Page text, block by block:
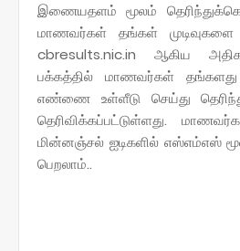
இணையதளம் மூலம்
மாணவர்கள் தங்கள் முடிவுகளை
cbresults.nic.in ஆகிய
பக்கத்தில் மாணவர்கள்
எண்ணை உள்ளீடு செய்து
தெரிவிக்கப்பட்டுள்ளது.
மின்னஞ்சல் ஐடிகளில் எஸ்எம்எஸ்
பெறலாம்..